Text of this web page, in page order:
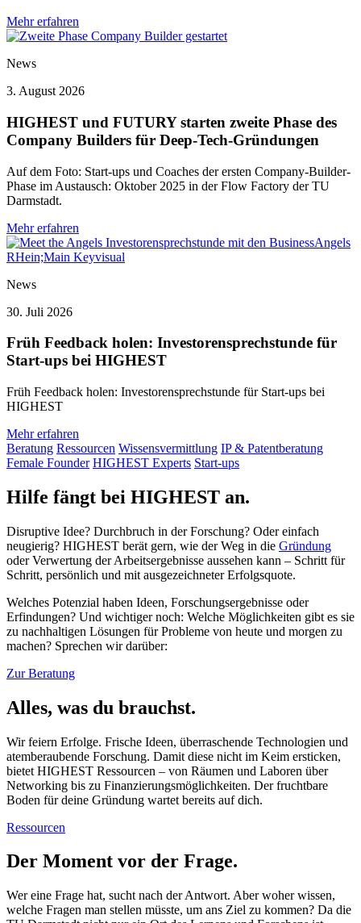
Mehr erfahren
News
3. August 2026
HIGHEST und FUTURY starten zweite Phase des
Company Builders für Deep-Tech-Gründungen
Auf dem Foto: Start-ups und Coaches der ersten Company-Builder-
Phase im Austausch: Oktober 2025 in der Flow Factory der TU
Darmstadt.
Mehr erfahren
News
30. Juli 2026
Früh Feedback holen: Investorensprechstunde für
Start-ups bei HIGHEST
Früh Feedback holen: Investorensprechstunde für Start-ups bei
HIGHEST
Mehr erfahren
Beratung Ressourcen Wissensvermittlung IP & Patentberatung
Female Founder HIGHEST Experts Start-ups
Hilfe fängt bei HIGHEST an.
Disruptive Idee? Durchbruch in der Forschung? Oder einfach
neugierig? HIGHEST berät gern, wie der Weg in die Gründung
oder Verwertung der Arbeitsergebnisse aussehen kann – Schritt für
Schritt, persönlich und mit ausgezeichneter Erfolgsquote.
Welches Potenzial haben Ideen, Forschungsergebnisse oder
Erfindungen? Und wichtiger noch: Welche Möglichkeiten gibt es sie
zu nachhaltigen Lösungen für Probleme von heute und morgen zu
machen? Sprechen wir darüber:
Zur Beratung
Alles, was du brauchst.
Wir feiern Erfolge. Frische Ideen, überraschende Technologien und
atemberaubende Forschung. Damit diese nicht im Keim ersticken,
bietet HIGHEST Ressourcen – von Räumen und Laboren über
Networking bis zu Finanzierungsmöglichkeiten. Der fruchtbare
Boden für deine Gründung wartet bereits auf dich.
Ressourcen
Der Moment vor der Frage.
Wer eine Frage hat, sucht nach der Antwort. Aber woher wissen,
welche Fragen man stellen müsste, um ans Ziel zu kommen? Da die